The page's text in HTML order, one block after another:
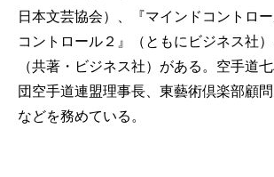
日本文芸協会）、『マインドコントロ
コントロール２』（ともにビジネス社）
（共著・ビジネス社）がある。空手道
団空手道連盟理事長、東藝術倶楽部顧
などを務めている。